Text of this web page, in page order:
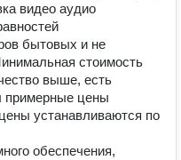
видео аудио
бытовых и не
стоимость
выше, есть
примерные цены
устанавливаются по
обеспечения,